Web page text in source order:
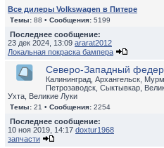
Все дилеры Volkswagen в Питере
Темы: 88 • Сообщения: 5199
Последнее сообщение:
23 дек 2024, 13:09 ararat2012
Локальная покраска бампера
Северо-Западный
Калининград, Архангельск,
Петрозаводск, Сыктывкар,
Ухта, Великие Луки
Темы: 21 • Сообщения: 2254
Последнее сообщение:
10 ноя 2019, 14:17 doxtur1968
запчасти